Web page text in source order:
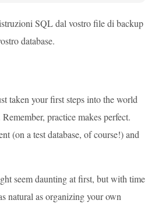
SQL dal vostro file di backup
database.
taken your first steps into the world
practice makes perfect.
(on a test database, of course!) and
seem daunting at first, but with time
natural as organizing your own